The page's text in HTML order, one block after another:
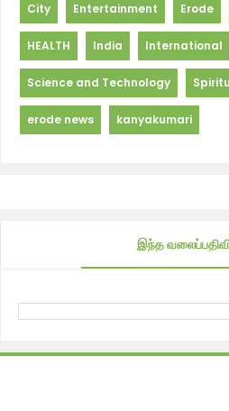
City Entertainment Erode
HEALTH India International
Science and Technology
erode news kanyakumari
இந்த